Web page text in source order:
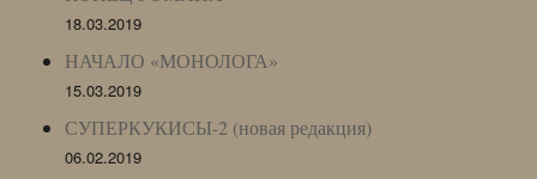
18.03.2019
НАЧАЛО «МОНОЛОГА»
15.03.2019
СУПЕРКУКИСЫ-2 (новая редакция)
06.02.2019